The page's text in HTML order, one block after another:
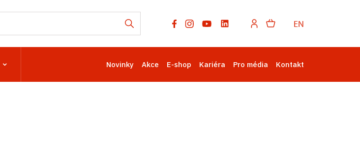
EN
Novinky Akce E-shop Kariéra Pro média Kontakt